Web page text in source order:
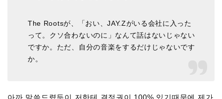
The Rootsが、「おい、JAY.Zがいる会社に入った
って。クソ合わないのに」なんて話はないじゃない
ですか。ただ、自分の音楽をするだけじゃないです
か。
아까 말씀드렸듯이 저한테 결정권이 100% 있기때문에 제가